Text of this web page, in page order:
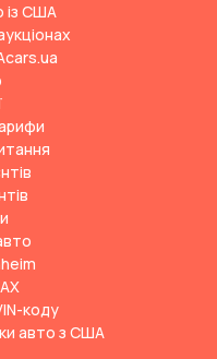
із США
коду
авто з США